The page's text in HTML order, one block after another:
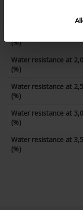
(%)
Water resistance at
(%)
Water resistance at
(%)
Water resistance at
(%)
Water resistance at
(%)